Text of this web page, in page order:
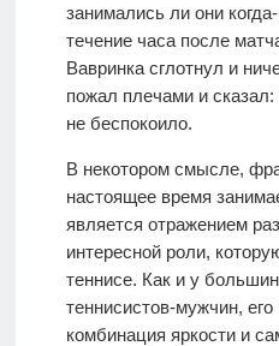
занимались ли они
течение часа после
Вавринка сглотнул и
пожал плечами и
не беспокоило.
В некотором смысле,
настоящее время
является отражением
интересной роли,
теннисе. Как и у
теннисистов-мужчин,
комбинация яркости и